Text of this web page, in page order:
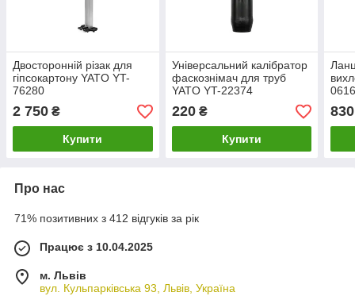
Двосторонній різак для
гіпсокартону YATO YT-
76280
2 750 ₴
Купити
Універсальний калібратор
фаскознімач для труб
YATO YT-22374
220₴
Купити
830
Про нас
71% позитивних з 412 відгуків за рік
Працює з 10.04.2025
м. Львів
вул. Кульпарківська 93, Львів, Україна